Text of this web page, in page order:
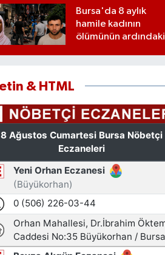
Bursa'da 8 aylık
hamile kadının
ölümünün ardındaki
& HTML